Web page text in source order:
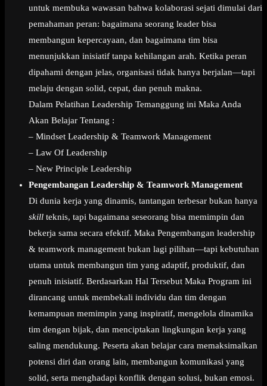
untuk membuka wawasan bahwa kolaborasi sejati dimulai dari
pemahaman peran: bagaimana seorang leader bisa
membangun kepercayaan, dan bagaimana tim bisa
menunjukkan inisiatif tanpa kehilangan arah. Ketika peran
dipahami dengan jelas, organisasi tidak hanya berjalan—tapi
melaju dengan solid, cepat, dan penuh makna.
Dalam Pelatihan Leadership Temanggung ini Maka Anda
Akan Belajar Tentang :
– Mindset Leadership & Teamwork Management
– Law Of Leadership
– New Principle Leadership
Pengembangan Leadership & Teamwork Management
Di dunia kerja yang dinamis, tantangan terbesar bukan hanya
skill teknis, tapi bagaimana seseorang bisa memimpin dan
bekerja sama secara efektif. Maka Pengembangan leadership
& teamwork management bukan lagi pilihan—tapi kebutuhan
utama untuk membangun tim yang adaptif, produktif, dan
penuh inisiatif. Berdasarkan Hal Tersebut Maka Program ini
dirancang untuk membekali individu dan tim dengan
kemampuan memimpin yang inspiratif, mengelola dinamika
tim dengan bijak, dan menciptakan lingkungan kerja yang
saling mendukung. Peserta akan belajar cara memaksimalkan
potensi diri dan orang lain, membangun komunikasi yang
solid, serta menghadapi konflik dengan solusi, bukan emosi.